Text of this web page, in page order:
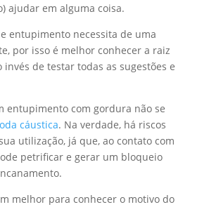
ajudar em alguma coisa.
entupimento necessita de uma
por isso é melhor conhecer a raiz
invés de testar todas as sugestões e
entupimento com gordura não se
cáustica. Na verdade, há riscos
utilização, já que, ao contato com
petrificar e gerar um bloqueio
melhor para conhecer o motivo do